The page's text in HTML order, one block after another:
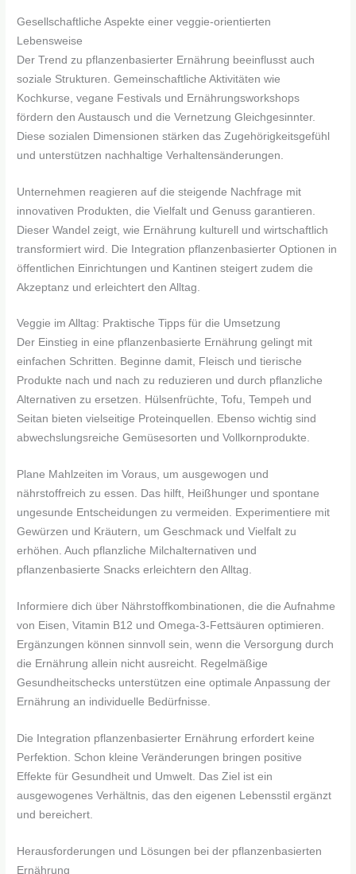
Gesellschaftliche Aspekte einer veggie-orientierten
Lebensweise
Der Trend zu pflanzenbasierter Ernährung beeinflusst auch
soziale Strukturen. Gemeinschaftliche Aktivitäten wie
Kochkurse, vegane Festivals und Ernährungsworkshops
fördern den Austausch und die Vernetzung Gleichgesinnter.
Diese sozialen Dimensionen stärken das Zugehörigkeitsgefühl
und unterstützen nachhaltige Verhaltensänderungen.
Unternehmen reagieren auf die steigende Nachfrage mit
innovativen Produkten, die Vielfalt und Genuss garantieren.
Dieser Wandel zeigt, wie Ernährung kulturell und wirtschaftlich
transformiert wird. Die Integration pflanzenbasierter Optionen in
öffentlichen Einrichtungen und Kantinen steigert zudem die
Akzeptanz und erleichtert den Alltag.
Veggie im Alltag: Praktische Tipps für die Umsetzung
Der Einstieg in eine pflanzenbasierte Ernährung gelingt mit
einfachen Schritten. Beginne damit, Fleisch und tierische
Produkte nach und nach zu reduzieren und durch pflanzliche
Alternativen zu ersetzen. Hülsenfrüchte, Tofu, Tempeh und
Seitan bieten vielseitige Proteinquellen. Ebenso wichtig sind
abwechslungsreiche Gemüsesorten und Vollkornprodukte.
Plane Mahlzeiten im Voraus, um ausgewogen und
nährstoffreich zu essen. Das hilft, Heißhunger und spontane
ungesunde Entscheidungen zu vermeiden. Experimentiere mit
Gewürzen und Kräutern, um Geschmack und Vielfalt zu
erhöhen. Auch pflanzliche Milchalternativen und
pflanzenbasierte Snacks erleichtern den Alltag.
Informiere dich über Nährstoffkombinationen, die die Aufnahme
von Eisen, Vitamin B12 und Omega-3-Fettsäuren optimieren.
Ergänzungen können sinnvoll sein, wenn die Versorgung durch
die Ernährung allein nicht ausreicht. Regelmäßige
Gesundheitschecks unterstützen eine optimale Anpassung der
Ernährung an individuelle Bedürfnisse.
Die Integration pflanzenbasierter Ernährung erfordert keine
Perfektion. Schon kleine Veränderungen bringen positive
Effekte für Gesundheit und Umwelt. Das Ziel ist ein
ausgewogenes Verhältnis, das den eigenen Lebensstil ergänzt
und bereichert.
Herausforderungen und Lösungen bei der pflanzenbasierten
Ernährung